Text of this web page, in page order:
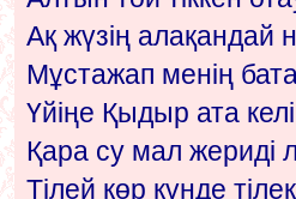
Ақ жүзің алақандай
Мұстажап менің
Үйіңе Қыдыр ата
Қара су мал жериді
Тілей көр күнде